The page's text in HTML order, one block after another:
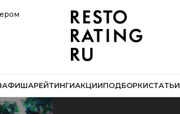
АФИШАРЕЙТИНГИАКЦИИПОДБОРКИСТАТЬИ